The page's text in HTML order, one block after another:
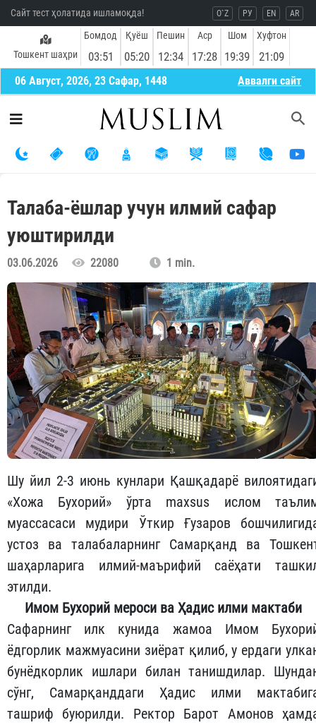
Сайт тест ҳолатида ишламоқда! O`Z РУ EN AR
Тошкент шаҳри
Бомдод
03:51
Қуёш
05:20
Пешин
12:34
Аср
17:28
Шом
19:39
Хуфтон
21:09
06 Август, 2026, 23 Сафар, 1448 Aввалги сайт
Талаба-ёшлар учун илмий сафар
уюштирилди
03.06.2026 22080 1 min.
Шу йил 2-3 июнь кунлари Қашқадарё
«Хожа Бухорий» ўрта maxsus ислом
муассасаси мудири Ўткир Ғузаров
устоз ва талабаларнинг Самарқанд ва
шаҳарларига илмий-маърифий саёҳати
этилди.
Имом Бухорий мероси ва Ҳадис илми мактаби
Сафарнинг илк кунида жамоа Имом
ёдгорлик мажмуасини зиёрат қилиб, у ердаги
бунёдкорлик ишлари билан танишдилар.
сўнг, Самарқанддаги Ҳадис илми
ташриф буюрилди. Ректор Барот Амонов